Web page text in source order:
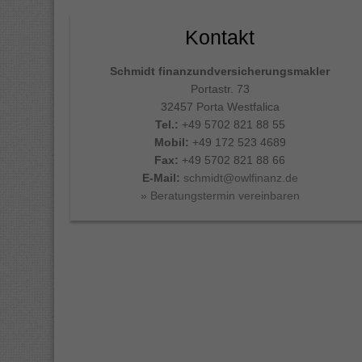
Kontakt
Schmidt finanzundversicherungsmakler
Portastr. 73
32457 Porta Westfalica
Tel.: +49 5702 821 88 55
Mobil: +49 172 523 4689
Fax: +49 5702 821 88 66
E-Mail: schmidt@owlfinanz.de
» Beratungstermin vereinbaren